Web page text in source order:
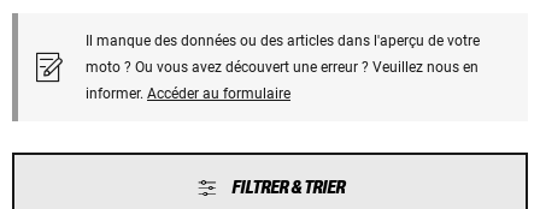
Il manque des données ou des articles dans l'aperçu de votre
moto ? Ou vous avez découvert une erreur ? Veuillez nous en
informer. Accéder au formulaire
FILTRER & TRIER